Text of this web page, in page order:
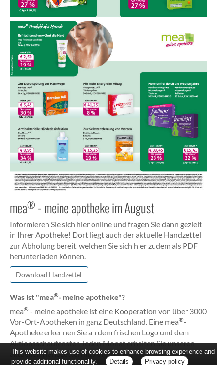
mea® - meine apotheke im August
Informieren Sie sich hier online und fragen Sie dann gezielt
in Ihrer Apotheke! Dort liegt auch der aktuelle Handzettel
zur Abholung bereit, welchen Sie sich hier zudem als PDF
herunterladen können.
Download Handzettel
Was ist "mea®- meine apotheke"?
mea® - meine apotheke ist eine Kooperation von über 3000
Vor-Ort-Apotheken in ganz Deutschland. Eine mea®-
Apotheke erkennen Sie an dem frischen Logo und dem
Aktionsschaufenster. Jeden Monat erhalten Sie unseren
aktuellen Handzettel mit Angeboten.
This website makes use of cookies to enhance browsing experience and
provide additional functionality.
Details
Privacy policy